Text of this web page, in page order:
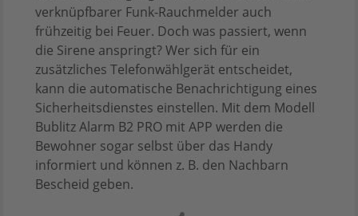
verknüpfbarer Funk-Rauchmelder auch
frühzeitig bei Feuer. Doch was passiert, wenn
die Sirene anspringt? Wer sich für ein
zusätzliches Telefonwählgerät entscheidet,
kann die automatische Benachrichtigung eines
Sicherheitsdienstes einstellen. Mit dem Modell
Bublitz Alarm B2 PRO mit APP werden die
Bewohner sogar selbst über das Handy
informiert und können z. B. den Nachbarn
Bescheid geben.